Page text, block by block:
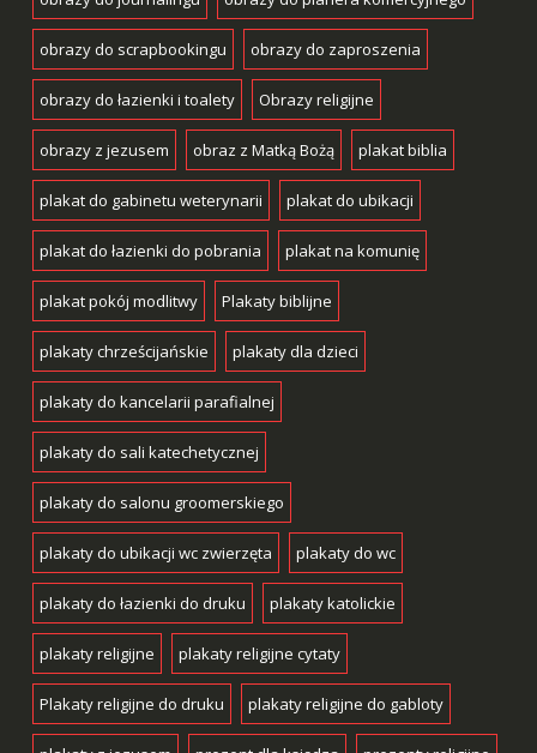
obrazy do scrapbookingu obrazy do zaproszenia
obrazy do łazienki i toalety Obrazy religijne
obrazy z jezusem obraz z Matką Bożą plakat biblia
plakat do gabinetu weterynarii plakat do ubikacji
plakat do łazienki do pobrania plakat na komunię
plakat pokój modlitwy Plakaty biblijne
plakaty chrześcijańskie plakaty dla dzieci
plakaty do kancelarii parafialnej
plakaty do sali katechetycznej
plakaty do salonu groomerskiego
plakaty do ubikacji wc zwierzęta plakaty do wc
plakaty do łazienki do druku plakaty katolickie
plakaty religijne plakaty religijne cytaty
Plakaty religijne do druku plakaty religijne do gabloty